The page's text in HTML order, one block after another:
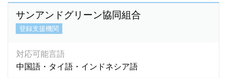
サンアンドグリーン協同組合
登録支援機関
対応可能言語
中国語・タイ語・インドネシア語